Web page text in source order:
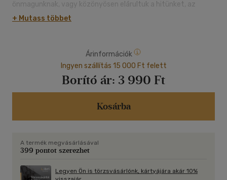
önmagunknak, vagy közönyösen elárultuk a hitünket, az
erkölcsi Jót. Leginkább azok ellen vétkezünk, akik a
legközelebb állnak hozzánk: szülők, testvérek, rokonok,
Boriska, avagy Borka, Bori, Borcsa, Borbála - hosszú élete
során mindenki másképpen szólítja - a háború dúlta Budapest
egyik munkásnegyedében nő fel. Környezete képtelen
befogadni ösztönös szellemi igényeit, ambícióit, majd az 56-
os forradalom véglegesen szembe fordítja a kommunista
jelszavakba bódult munkás-famíliával. Az "ellenforradalmi
számításból és karrierféltésből elkövetett mulasztások
miatti önvád, a szerelmi hűtlenség és az emberi gyengeség
megannyi, addig ismeretlen formája várja.
+ Mutass többet
Árinformációk
Ingyen szállítás 15 000 Ft felett
Borító ár: 3 990 Ft
Kosárba
A termék megvásárlásával
399 pontot szerezhet
Legyen Ön is törzsvásárlónk, kártyájára akár 10%